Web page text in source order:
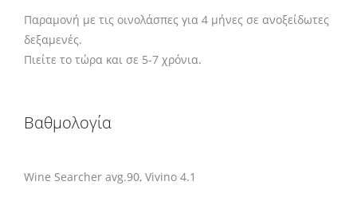
Παραμονή με τις οινολάσπες για 4 μήνες σε ανοξείδωτες
δεξαμενές.
Πιείτε το τώρα και σε 5-7 χρόνια.
Βαθμολογία
Wine Searcher avg.90, Vivino 4.1